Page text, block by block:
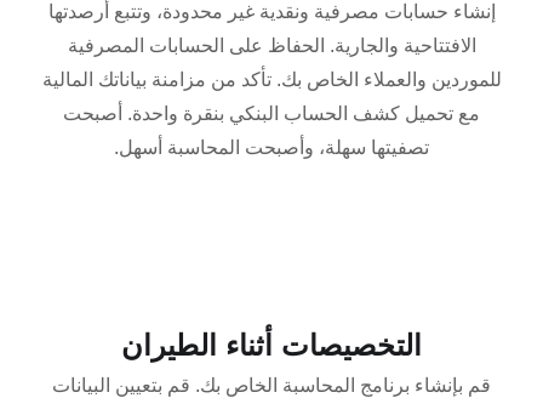
إنشاء حسابات مصرفية ونقدية غير محدودة، وتتبع أرصدتها
الافتتاحية والجارية. الحفاظ على الحسابات المصرفية
للموردين والعملاء الخاص بك. تأكد من مزامنة بياناتك المالية
مع تحميل كشف الحساب البنكي بنقرة واحدة. أصبحت
تصفيتها سهلة، وأصبحت المحاسبة أسهل.
التخصيصات أثناء الطيران
قم بإنشاء برنامج المحاسبة الخاص بك. قم بتعيين البيانات